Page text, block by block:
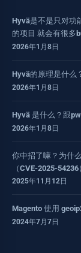
Hyvä是不是只对功
的项目 就会有很多
2026年1月8日
Hyvä的原理是什么
2026年1月8日
Hyvä 是什么？跟
2026年1月8日
你中招了嘛？为什
（CVE-2025-54236
2025年11月12日
Magento 使用
2024年7月7日